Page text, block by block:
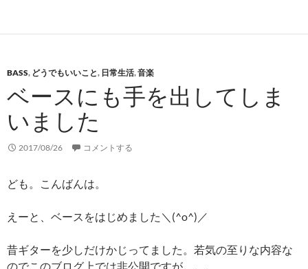
BASS, どうでもいいこと, 日常生活,音楽
ベースにも手を出してしま
いました
2017/08/26 コメントする
ども。こんばんは。
えーと、ベースをはじめました＼(^o^)／
昔ギターを少しだけかじってました。若気の至りな内容な
のでこのブログ上では非公開ですが。。。